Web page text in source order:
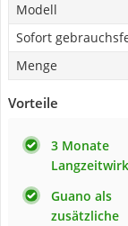
Modell
Sofort
Menge
Vorteile
3 Monate
Guano als
zusätzliche